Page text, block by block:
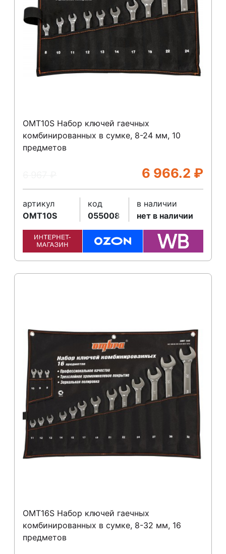
OMT10S Набор ключей гаечных
комбинированных в сумке, 8-24 мм, 10
предметов
6 966.2 ₽
артикул
OMT10S
код
055008
в наличии
нет в наличии
OMT16S Набор ключей гаечных
комбинированных в сумке, 8-32 мм, 16
предметов